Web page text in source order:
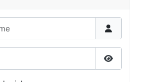
Passwort